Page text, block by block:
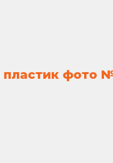
пластик фото